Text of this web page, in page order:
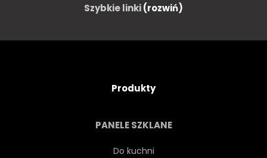
Szybkie linki(rozwiń)
Produkty
PANELE SZKLANE
Do kuchni